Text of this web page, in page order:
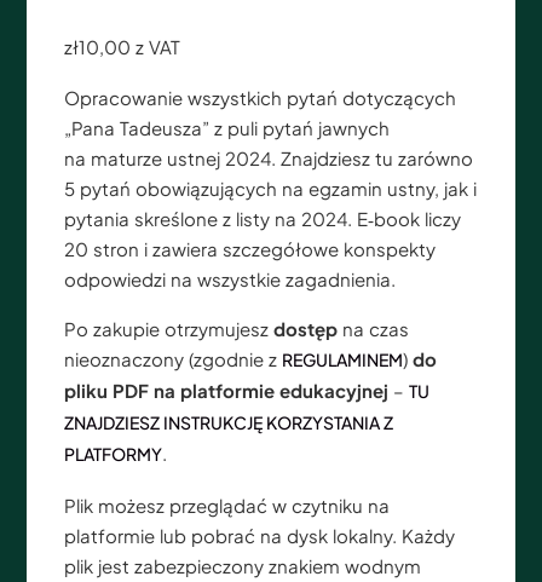
zł10,00 z VAT
Opracowanie wszystkich pytań dotyczących
„Pana Tadeusza” z puli pytań jawnych
na maturze ustnej 2024. Znajdziesz tu zarówno
5 pytań obowiązujących na egzamin ustny, jak i
pytania skreślone z listy na 2024. E‑book liczy
20 stron i zawiera szczegółowe konspekty
odpowiedzi na wszystkie zagadnienia.
Po zakupie otrzymujesz dostępna czas
nieoznaczony (zgodnie z REGULAMINEM) do
pliku PDF na platformie edukacyjnej – TU
ZNAJDZIESZ INSTRUKCJĘ KORZYSTANIA Z
PLATFORMY.
Plik możesz przeglądać w czytniku na
platformie lub pobrać na dysk lokalny. Każdy
plik jest zabezpieczony znakiem wodnym